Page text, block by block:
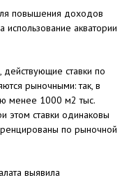
повышения доходов
использование акватории
ставки по
рыночными: так, в
менее 1000 м2 тыс.
этом ставки одинаковы
по рыночной
выявила